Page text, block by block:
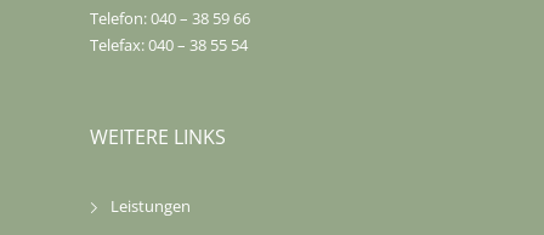
Telefon: 040 – 38 59 66
Telefax: 040 – 38 55 54
WEITERE LINKS
Leistungen